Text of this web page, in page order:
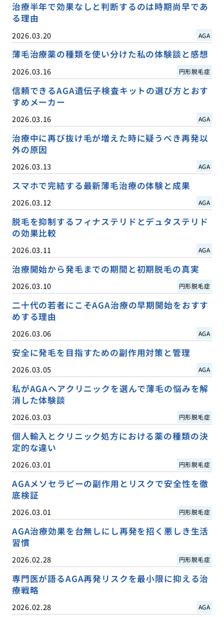
治療半年で効果なしと判断するのは時期尚早であ
る理由
2026.03.20 AGA
薄毛治療薬の種類を使い分けた私の体験談と感想
2026.03.16 円形脱毛症
信頼できるAGA遺伝子検査キットの選び方とおす
すめメーカー
2026.03.16 AGA
治療中に再び抜け毛が増えた時に疑うべき再発以
外の原因
2026.03.13 AGA
スマホで完結する最新薄毛治療の体験と成果
2026.03.12 AGA
脱毛を抑制するフィナステリドとデュタステリド
の効果比較
2026.03.11 AGA
治療開始から発毛までの期間と初期脱毛の真実
2026.03.10 円形脱毛症
二十代の若者にこそAGA治療の早期開始をおすす
めする理由
2026.03.06 AGA
安全に発毛を目指すための副作用対策と管理
2026.03.05 AGA
私がAGAヘアクリニックを選んで薄毛の悩みを解
消した体験談
2026.03.03 円形脱毛症
個人輸入とクリニック処方における薬の種類の決
定的な違い
2026.03.01 円形脱毛症
AGAメソセラピーの副作用とリスクで安全性を徹
底検証
2026.03.01 円形脱毛症
AGA治療効果を台無しにし再発を招く悪しき生活
習慣
2026.02.28 円形脱毛症
専門医が語るAGA再発リスクを最小限に抑える治
療戦略
2026.02.28 AGA